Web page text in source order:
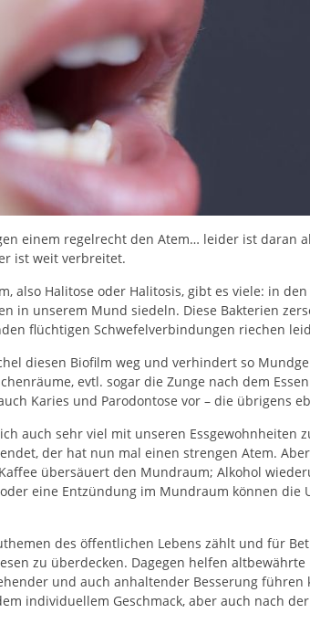
einem regelrecht den Atem… leider ist daran
ist weit verbreitet.
also Halitose oder Halitosis, gibt es viele: in
in unserem Mund siedeln. Diese Bakterien
flüchtigen Schwefelverbindungen riechen
diesen Biofilm weg und verhindert so
evtl. sogar die Zunge nach dem
Karies und Parodontose vor – die übrigens
auch sehr viel mit unseren Essgewohnheiten
der hat nun mal einen strengen Atem.
übersäuert den Mundraum; Alkohol
eine Entzündung im Mundraum können die
des öffentlichen Lebens zählt und für
zu überdecken. Dagegen helfen
und auch anhaltender Besserung führen
individuellem Geschmack, aber auch nach